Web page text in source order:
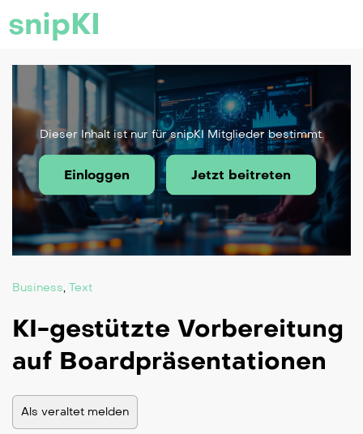
snipKI
Dieser Inhalt ist nur für snipKI Mitglieder bestimmt.
Einloggen Jetzt beitreten
Business, Text
KI-gestützte Vorbereitung
auf Boardpräsentationen
Als veraltet melden